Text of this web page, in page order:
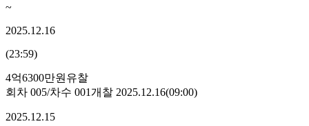
~
2025.12.16
(23:59)
4억6300만원 유찰
회차 005/차수 001개찰 2025.12.16(09:00)
2025.12.15